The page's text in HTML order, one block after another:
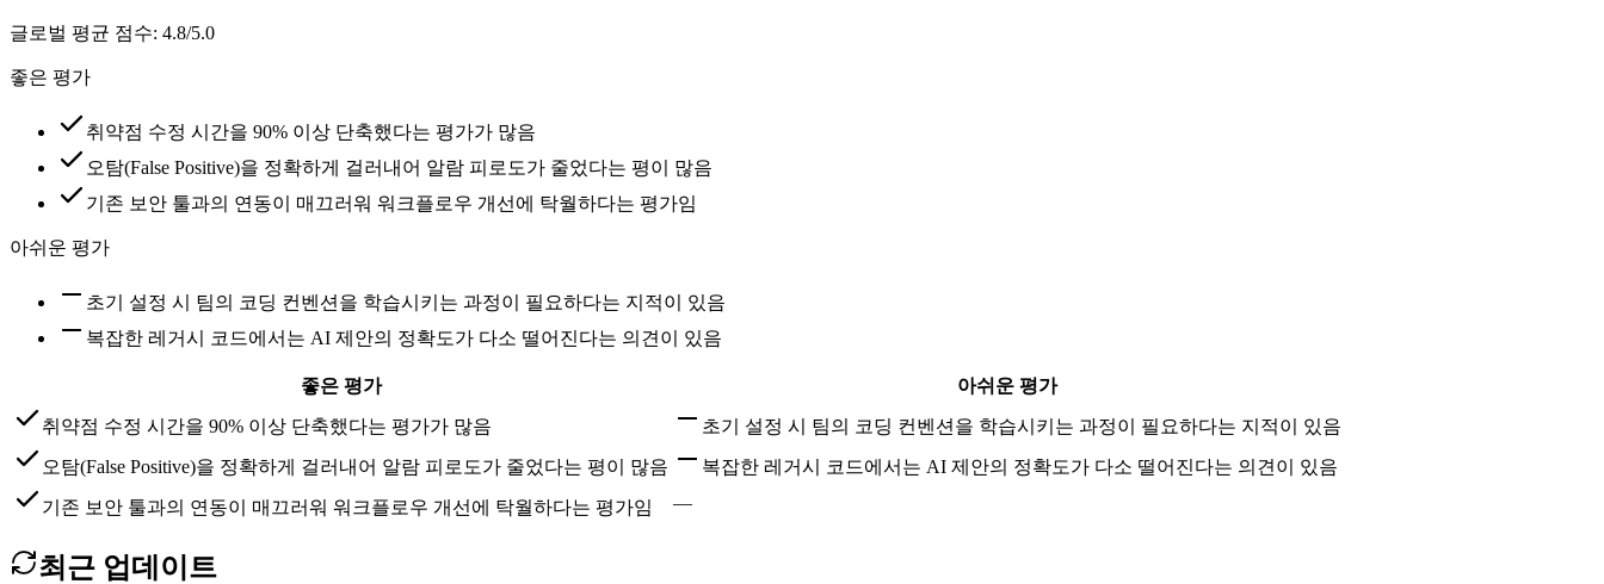
글로벌 평균 점수: 4.8/5.0
좋은 평가
취약점 수정 시간을 90% 이상 단축했다는 평가가 많음
오탐(False Positive)을 정확하게 걸러내어 알람 피로도가 줄었다는 평이 많음
기존 보안 툴과의 연동이 매끄러워 워크플로우 개선에 탁월하다는 평가임
아쉬운 평가
초기 설정 시 팀의 코딩 컨벤션을 학습시키는 과정이 필요하다는 지적이 있음
복잡한 레거시 코드에서는 AI 제안의 정확도가 다소 떨어진다는 의견이 있음
좋은 평가
아쉬운 평가
취약점 수정 시간을 90% 이상 단축했다는 평가가 많음
초기 설정 시 팀의 코딩 컨벤션을 학습시키는 과정이 필요하다는 지적이 있음
오탐(False Positive)을 정확하게 걸러내어 알람 피로도가 줄었다는 평이 많음
복잡한 레거시 코드에서는 AI 제안의 정확도가 다소 떨어진다는 의견이 있음
기존 보안 툴과의 연동이 매끄러워 워크플로우 개선에 탁월하다는 평가임
—
최근 업데이트